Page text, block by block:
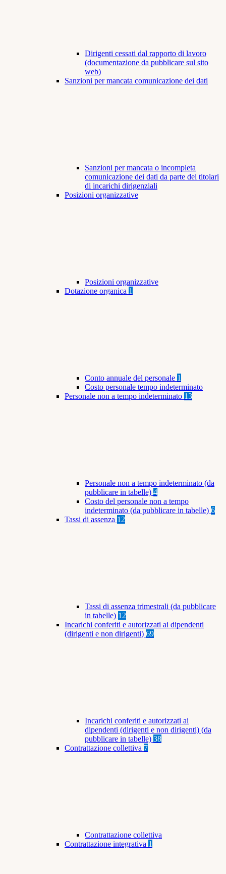
Dirigenti cessati dal rapporto di lavoro
(documentazione da pubblicare sul sito
web)
Sanzioni per mancata comunicazione dei dati
Sanzioni per mancata o incompleta
comunicazione dei dati da parte dei titolari
di incarichi dirigenziali
Posizioni organizzative
Posizioni organizzative
Dotazione organica 1
Conto annuale del personale 1
Costo personale tempo indeterminato
Personale non a tempo indeterminato 13
Personale non a tempo indeterminato (da
pubblicare in tabelle) 4
Costo del personale non a tempo
indeterminato (da pubblicare in tabelle) 6
Tassi di assenza 12
Tassi di assenza trimestrali (da pubblicare
in tabelle) 12
Incarichi conferiti e autorizzati ai dipendenti
(dirigenti e non dirigenti) 69
Incarichi conferiti e autorizzati ai
dipendenti (dirigenti e non dirigenti) (da
pubblicare in tabelle) 38
Contrattazione collettiva 7
Contrattazione collettiva
Contrattazione integrativa 1